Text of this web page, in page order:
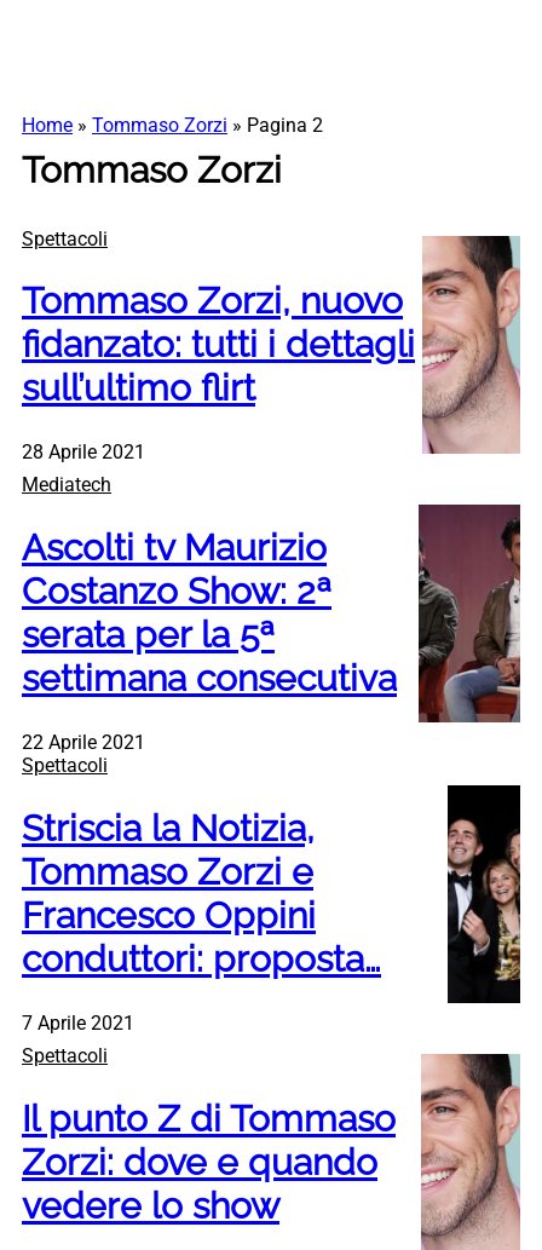
Home » Tommaso Zorzi » Pagina 2
Tommaso Zorzi
Spettacoli
Tommaso Zorzi, nuovo
fidanzato: tutti i dettagli
sull’ultimo flirt
28 Aprile 2021
Mediatech
Ascolti tv Maurizio
Costanzo Show: 2ª
serata per la 5ª
settimana consecutiva
22 Aprile 2021
Spettacoli
Striscia la Notizia,
Tommaso Zorzi e
Francesco Oppini
conduttori: proposta…
7 Aprile 2021
Spettacoli
Il punto Z di Tommaso
Zorzi: dove e quando
vedere lo show